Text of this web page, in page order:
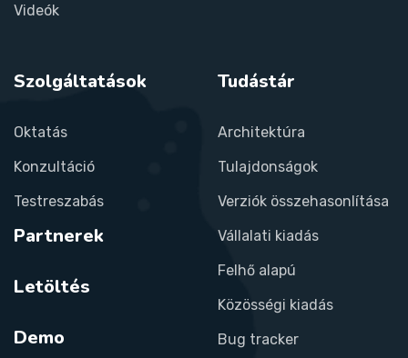
Videók
Szolgáltatások
Oktatás
Konzultáció
Testreszabás
Partnerek
Letöltés
Demo
Tudástár
Architektúra
Tulajdonságok
Verziók összehasonlítása
Vállalati kiadás
Felhő alapú
Közösségi kiadás
Bug tracker